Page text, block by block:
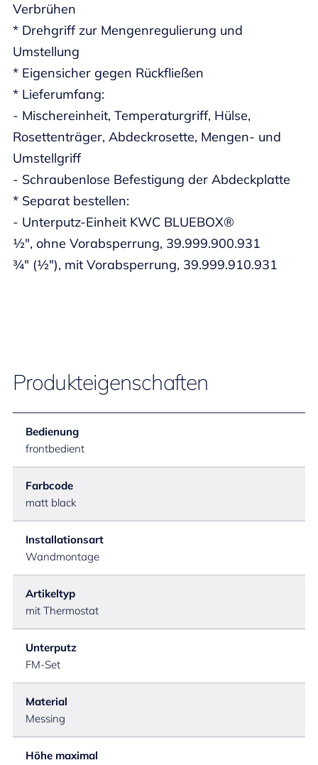
Verbrühen
* Drehgriff zur Mengenregulierung und
Umstellung
* Eigensicher gegen Rückfließen
* Lieferumfang:
- Mischereinheit, Temperaturgriff, Hülse,
Rosettenträger, Abdeckrosette, Mengen- und
Umstellgriff
- Schraubenlose Befestigung der Abdeckplatte
* Separat bestellen:
- Unterputz-Einheit KWC BLUEBOX®
½", ohne Vorabsperrung, 39.999.900.931
¾" (½"), mit Vorabsperrung, 39.999.910.931
Produkteigenschaften
Bedienung
frontbedient
Farbcode
matt black
Installationsart
Wandmontage
Artikeltyp
mit Thermostat
Unterputz
FM-Set
Material
Messing
Höhe maximal